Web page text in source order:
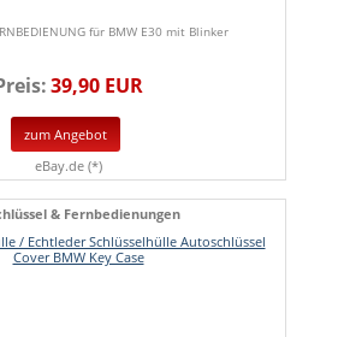
für BMW E30 mit Blinker
39,90 EUR
zum Angebot
eBay.de (*)
& Fernbedienungen